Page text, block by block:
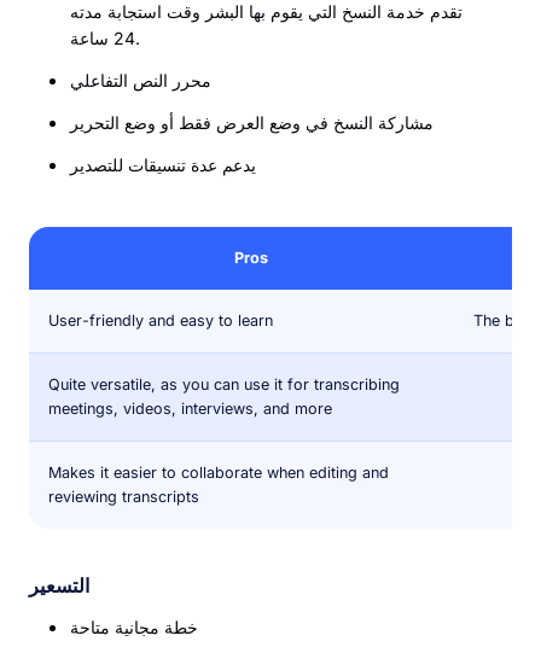
تقدم خدمة النسخ التي يقوم بها البشر وقت استجابة مدته
24 ساعة.
محرر النص التفاعلي
مشاركة النسخ في وضع العرض فقط أو وضع التحرير
يدعم عدة تنسيقات للتصدير
Pros
User-friendly and easy to learn The
Quite versatile, as you can use it for transcribing
meetings, videos, interviews, and more
Makes it easier to collaborate when editing and
reviewing transcripts
التسعير
خطة مجانية متاحة